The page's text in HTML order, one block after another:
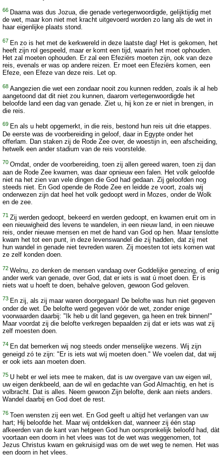
66 Daarna was dus Jozua, die genade vertegenwoordigde, gelijktijdig met
de wet, maar kon niet met kracht uitgevoerd worden zo lang als de wet in
haar eigenlijke plaats stond.
67 En zo is het met de kerkwereld in deze laatste dag! Het is gekomen, het
heeft zijn rol gespeeld, maar er komt een tijd, waarin het moet ophouden.
Het zal moeten ophouden. Er zal een Efeziërs moeten zijn, ook van deze
reis, evenals er was op andere reizen. Er moet een Efeziërs komen, een
Efeze, een Efeze van deze reis. Let op.
68 Aangezien die wet een zondaar nooit zou kunnen redden, zoals ik al heb
aangetoond dat dit niet zou kunnen, daarom vertegenwoordigde het
beloofde land een dag van genade. Ziet u, hij kon ze er niet in brengen, in
die reis.
69 En als u hebt opgemerkt, in die reis, bestond hun reis uit drie etappes.
De eerste was de voorbereiding in geloof, daar in Egypte onder het
offerlam. Dan staken zij de Rode Zee over, de woestijn in, een afscheiding,
hetwelk een ander stadium van de reis voorstelde.
70 Omdat, onder de voorbereiding, toen zij allen gereed waren, toen zij dan
aan de Rode Zee kwamen, was daar opnieuw een falen. Het volk geloofde
niet na het zien van vele dingen die God had gedaan. Zij geloofden nog
steeds niet. En God opende de Rode Zee en leidde ze voort, zoals wij
onderwezen zijn dat heel het volk gedoopt werd in Mozes, onder de Wolk
en de zee.
71 Zij werden gedoopt, bekeerd en werden gedoopt, en kwamen eruit om in
een nieuwigheid des levens te wandelen, in een nieuw land, in een nieuwe
reis, onder nieuwe mensen en met de hand van God op hen. Maar tenslotte
kwam het tot een punt, in deze levenswandel die zij hadden, dat zij met
hun wandel in genade niet tevreden waren. Zij moesten tot iets komen wat
ze zelf konden doen.
72 Welnu, zo denken de mensen vandaag over Goddelijke genezing, of enig
ander werk van genade, over God, dat er iets is wat ú moet doen. Er is
niets wat u hoeft te doen, behalve geloven, gewoon God geloven.
73 En zij, als zij maar waren doorgegaan! De belofte was hun niet gegeven
onder de wet. De belofte werd gegeven vóór de wet, zonder enige
voorwaarden daarbij: "Ik heb u dit land gegeven, ga heen en trek binnen!"
Maar voordat zij die belofte verkregen bepaalden zij dat er iets was wat zij
zelf moesten doen.
74 En dat bemerken wij nog steeds onder menselijke wezens. Wij zijn
geneigd zó te zijn: "Er is iets wat wíj moeten doen." We voelen dat, dat wij
er ook iets aan moeten doen.
75 U hebt er wel iets mee te maken, dat is uw overgave van uw eigen wil,
uw eigen denkbeeld, aan de wil en gedachte van God Almachtig, en het is
volbracht. Dat is alles. Neem gewoon Zijn belofte, denk aan niets anders.
Wandel daarbij en God doet de rest.
76 Toen wensten zij een wet. En God geeft u altijd het verlangen van uw
hart; Hij beloofde het. Maar wij ontdekken dat, wanneer zij één stap
afkeerden van de kant van hetgeen God hun oorspronkelijk beloofd had, dàt
voortaan een doorn in het vlees was tot de wet was weggenomen, tot
Jezus Christus kwam en gekruisigd was om de wet weg te nemen. Het was
een doorn in het vlees.